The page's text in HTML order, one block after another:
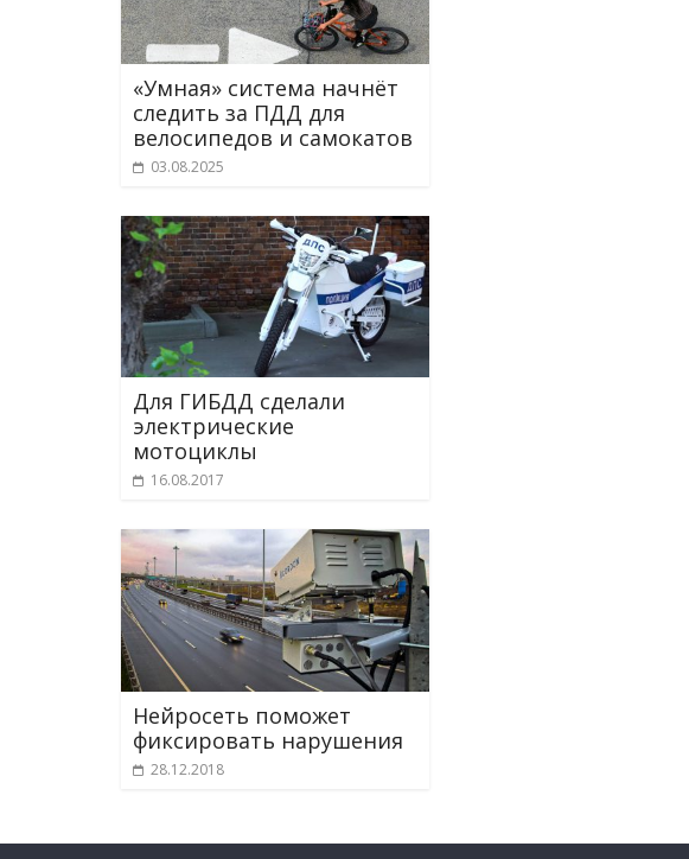
«Умная» система начнёт
следить за ПДД для
велосипедов и самокатов
03.08.2025
Для ГИБДД сделали
электрические
мотоциклы
16.08.2017
Нейросеть поможет
фиксировать нарушения
28.12.2018